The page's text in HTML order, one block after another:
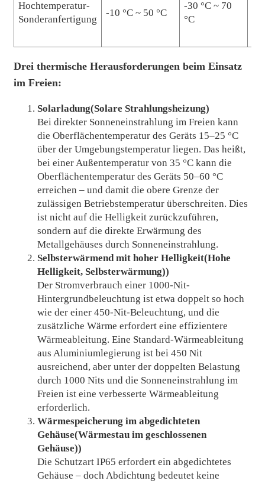
Hochtemperatur-
Sonderanfertigung
-10 °C ~ 50 °C
-30 °C ~ 70
°C
Drei thermische Herausforderungen beim Einsatz
im Freien:
Solarladung(Solare Strahlungsheizung)
Bei direkter Sonneneinstrahlung im Freien kann
die Oberflächentemperatur des Geräts 15–25 °C
über der Umgebungstemperatur liegen. Das heißt,
bei einer Außentemperatur von 35 °C kann die
Oberflächentemperatur des Geräts 50–60 °C
erreichen – und damit die obere Grenze der
zulässigen Betriebstemperatur überschreiten. Dies
ist nicht auf die Helligkeit zurückzuführen,
sondern auf die direkte Erwärmung des
Metallgehäuses durch Sonneneinstrahlung.
Selbsterwärmend mit hoher Helligkeit(Hohe
Helligkeit, Selbsterwärmung))
Der Stromverbrauch einer 1000-Nit-
Hintergrundbeleuchtung ist etwa doppelt so hoch
wie der einer 450-Nit-Beleuchtung, und die
zusätzliche Wärme erfordert eine effizientere
Wärmeableitung. Eine Standard-Wärmeableitung
aus Aluminiumlegierung ist bei 450 Nit
ausreichend, aber unter der doppelten Belastung
durch 1000 Nits und die Sonneneinstrahlung im
Freien ist eine verbesserte Wärmeableitung
erforderlich.
Wärmespeicherung im abgedichteten
Gehäuse(Wärmestau im geschlossenen
Gehäuse))
Die Schutzart IP65 erfordert ein abgedichtetes
Gehäuse – doch Abdichtung bedeutet keine